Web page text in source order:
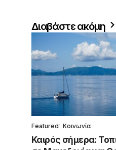
Διαβάστε ακόμη
Featured Κοινωνία
Καιρός σήμερα: